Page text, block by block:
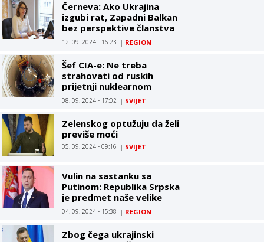
Černeva: Ako Ukrajina
izgubi rat, Zapadni Balkan
bez perspektive članstva
u EU
12. 09. 2024 - 16:23 | REGION
Šef CIA-e: Ne treba
strahovati od ruskih
prijetnji nuklearnom
eskalacijom
08. 09. 2024 - 17:02 | SVIJET
Zelenskog optužuju da želi
previše moći
05. 09. 2024 - 09:16 | SVIJET
Vulin na sastanku sa
Putinom: Republika Srpska
je predmet naše velike
brige
04. 09. 2024 - 15:38 | REGION
Zbog čega ukrajinski